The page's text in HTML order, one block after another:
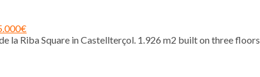
la Riba Square in Castellterçol. 1.926 m2 built on three floors.